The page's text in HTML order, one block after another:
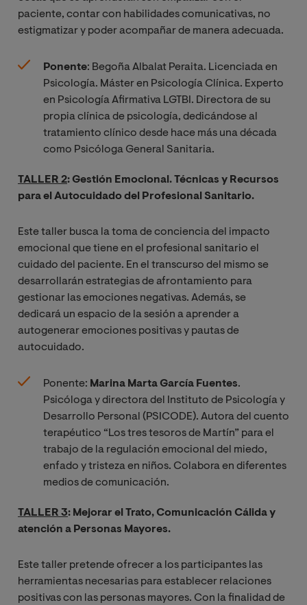
paciente, contar con habilidades comunicativas, no
estigmatizar y poder acompañar de manera adecuada.
Ponente: Begoña Albalat Peraita. Licenciada en
Psicología. Máster en Psicología Clínica. Experto
en Psicología Afirmativa LGTBI. Directora de su
propia clínica de psicología, dedicándose al
tratamiento clínico desde hace más una década
como Psicóloga General Sanitaria.
TALLER 2: Gestión Emocional. Técnicas y Recursos
para el Autocuidado del Profesional Sanitario.
Este taller busca la toma de conciencia del impacto
emocional que tiene en el profesional sanitario el
cuidado del paciente. En el transcurso del mismo se
desarrollarán estrategias de afrontamiento para
gestionar las emociones negativas. Además, se
dedicará un espacio de la sesión a aprender a
autogenerar emociones positivas y pautas de
autocuidado.
Ponente: Marina Marta García Fuentes.
Psicóloga y directora del Instituto de Psicología y
Desarrollo Personal (PSICODE). Autora del cuento
terapéutico “Los tres tesoros de Martín” para el
trabajo de la regulación emocional del miedo,
enfado y tristeza en niños. Colabora en diferentes
medios de comunicación.
TALLER 3: Mejorar el Trato, Comunicación Cálida y
atención a Personas Mayores.
Este taller pretende ofrecer a los participantes las
herramientas necesarias para establecer relaciones
positivas con las personas mayores. Con la finalidad de